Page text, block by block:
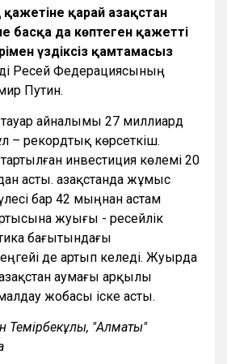
қарай Қазақстан
басқа да көптеген қажетті
үздіксіз қамтамасыз
Ресей Федерациясының
Путин.
тауар айналымы 27 миллиард
– рекордтық көрсеткіш.
инвестиция көлемі 20
асты. Қазақстанда жұмыс
үлесі бар 42 мыңнан астам
жуығы - ресейлік
бағытындағы
де артып келеді. Жуырда
аумағы арқылы
жобасы іске асты.
Темірбекұлы, "Алматы"